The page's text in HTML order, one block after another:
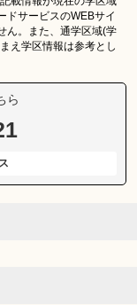
ドサービスのWEBサイ
ん。また、通学区域(学
え学区情報は参考とし
ら